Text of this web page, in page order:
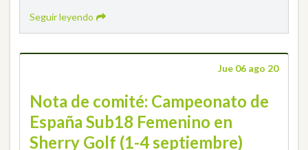
Seguir leyendo
Jue 06 ago 20
Nota de comité: Campeonato de
España Sub18 Femenino en
Sherry Golf (1-4 septiembre)